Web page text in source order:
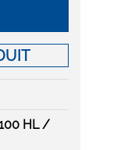
HL /